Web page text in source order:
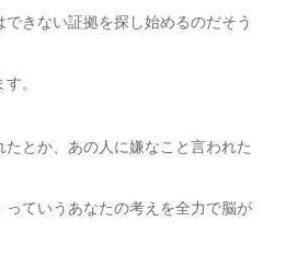
きない証拠を探し始めるのだそう
。
とか、あの人に嫌なこと言われた
っていうあなたの考えを全力で脳が